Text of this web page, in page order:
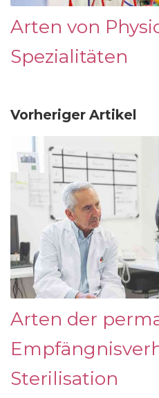
Arten von
Spezialitäten
Vorheriger Artikel
Arten der
Sterilisation